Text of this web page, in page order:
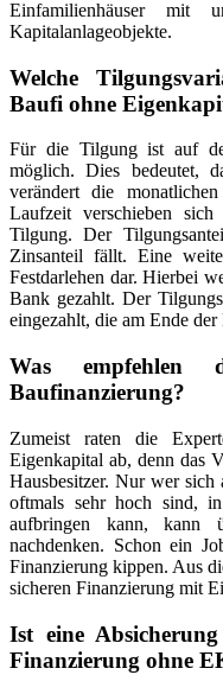
Einfamilienhäuser mit
Kapitalanlageobjekte.
Welche
Baufi ohne
Für die Tilgung ist auf
möglich. Dies bedeutet,
verändert die
Laufzeit verschieben
Tilgung. Der
Zinsanteil fällt. Eine
Festdarlehen dar. Hierbei
Bank gezahlt. Der
eingezahlt, die am Ende
Was empfehlen
Baufinanzierung?
Zumeist raten die
Eigenkapital ab, denn das
Hausbesitzer. Nur wer sich
oftmals sehr hoch sind,
aufbringen kann, kann
nachdenken. Schon ein
Finanzierung kippen. Aus
sicheren Finanzierung mit
Ist eine
Finanzierung ohne